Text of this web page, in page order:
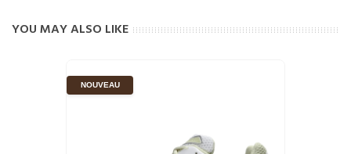
YOU MAY ALSO LIKE
NOUVEAU